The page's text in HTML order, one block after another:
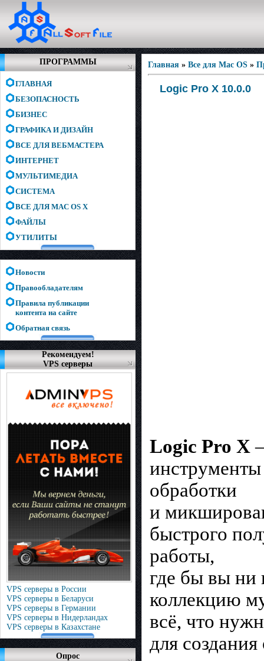
ПРОГРАММЫ
ГЛАВНАЯ
БЕЗОПАСНОСТЬ
БИЗНЕС
ГРАФИКА И ДИЗАЙН
ВСЕ ДЛЯ ВЕБМАСТЕРА
ИНТЕРНЕТ
МУЛЬТИМЕДИА
СИСТЕМА
ВСЕ ДЛЯ MAC OS X
ФАЙЛЫ
УТИЛИТЫ
Новости
Правообладателям
Правила публикации
контента на сайте
Обратная связь
Рекомендуем!
VPS серверы
VPS серверы в России
VPS серверы в Беларуси
VPS серверы в Германии
VPS серверы в Нидерландах
VPS серверы в Казахстане
Опрос
Главная » Все для Mac OS »
Logic Pro X 10.0.0
Logic Pro X
обработки
и
быстрого
работы,
где бы вы ни
коллекцию
всё, что
для